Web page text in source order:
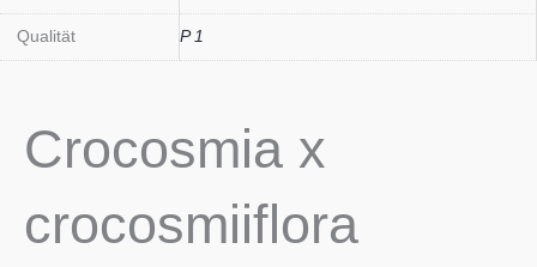
Qualität P 1
Crocosmia x
crocosmiiflora